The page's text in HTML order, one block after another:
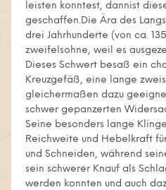
leisten konntest, dannist
geschaffen.Die Ära des
drei Jahrhunderte (von ca.
zweifelsohne, weil es
Dieses Schwert besaß ein
Kreuzgefäß, eine lange
gleichermaßen dazu
schwer gepanzerten
Seine besonders lange
Reichweite und Hebelkraft
und Schneiden, während
sein schwerer Knauf als
werden konnten und auch